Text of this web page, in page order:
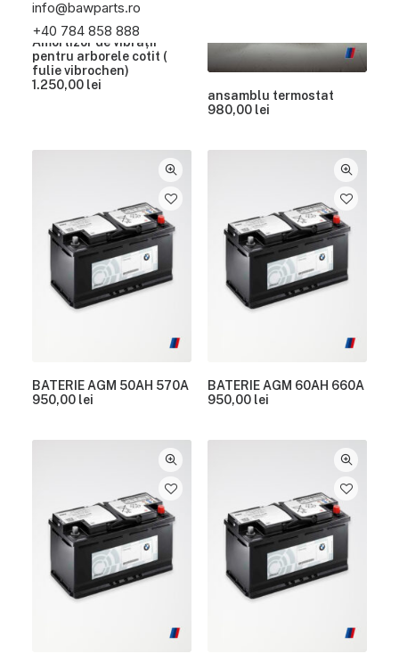
info@bawparts.ro
+40 784 858 888
Amortizor de vibrații
pentru arborele cotit (
fulie vibrochen)
1.250,00 lei
ansamblu termostat
980,00 lei
BATERIE AGM 50AH 570A
950,00 lei
BATERIE AGM 60AH 660A
950,00 lei